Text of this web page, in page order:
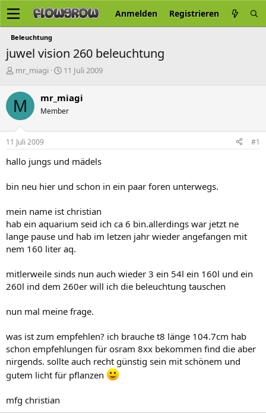
Anmelden Registrieren
Beleuchtung
juwel vision 260 beleuchtung
E
s
t
e
l
l
e
mr_miagi
E
t
e
l
m
11 Juli 2009
M mr_miagi
Member
11 Juli 2009 #1
hallo jungs und mädels
bin neu hier und schon in ein paar foren unterwegs.
mein name ist christian
hab ein aquarium seid ich ca 6 bin.allerdings war jetzt ne
lange pause und hab im letzen jahr wieder angefangen mit
nem 160 liter aq.
mitlerweile sinds nun auch wieder 3 ein 54l ein 160l und ein
260l ind dem 260er will ich die beleuchtung tauschen
nun mal meine frage.
was ist zum empfehlen? ich brauche t8 länge 104.7cm hab
schon empfehlungen für osram 8xx bekommen find die aber
nirgends. sollte auch recht günstig sein mit schönem und
gutem licht für pflanzen
mfg christian